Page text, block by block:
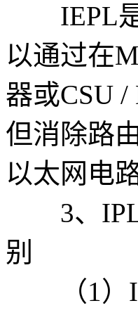
IEPL是
以通过在
器或CSU
但消除路
以太网电
3、IPLC
别
（1）